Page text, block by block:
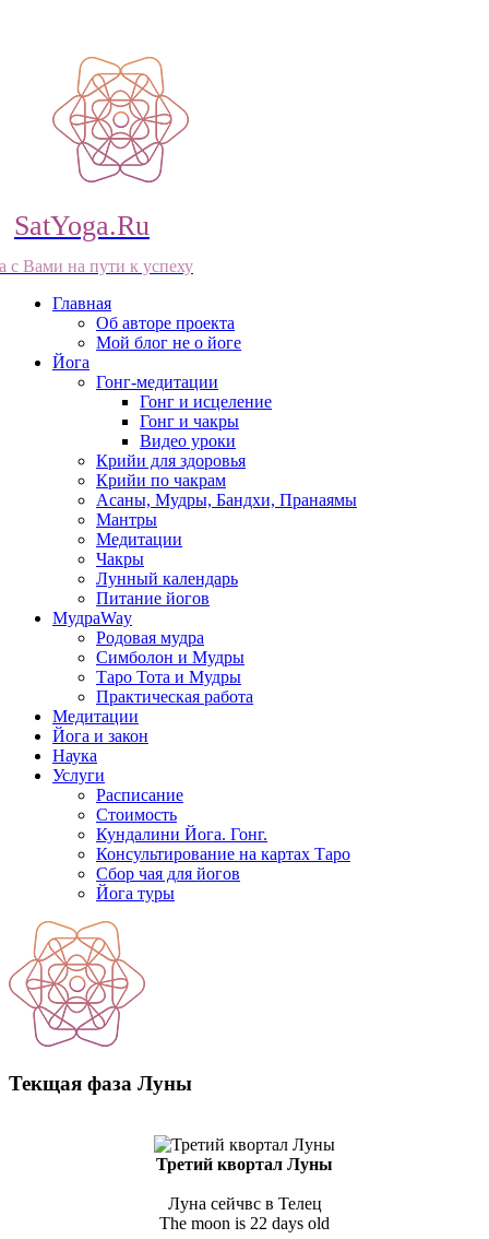
SatYoga.Ru
с Вами на пути к успеху
Главная
Об авторе проекта
Мой блог не о йоге
Йога
Гонг-медитации
Гонг и исцеление
Гонг и чакры
Видео уроки
Крийи для здоровья
Крийи по чакрам
Асаны, Мудры, Бандхи, Пранаямы
Мантры
Медитации
Чакры
Лунный календарь
Питание йогов
МудраWay
Родовая мудра
Симболон и Мудры
Таро Тота и Мудры
Практическая работа
Медитации
Йога и закон
Наука
Услуги
Расписание
Стоимость
Кундалини Йога. Гонг.
Консультирование на картах Таро
Сбор чая для йогов
Йога туры
Текщая фаза Луны
Третий квортал Луны
Луна сейчвс в Телец
The moon is 22 days old